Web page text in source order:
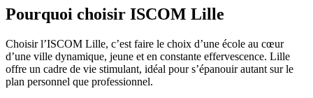
Pourquoi choisir ISCOM Lille
Choisir l’ISCOM Lille, c’est faire le choix d’une école au cœur
d’une ville dynamique, jeune et en constante effervescence. Lille
offre un cadre de vie stimulant, idéal pour s’épanouir autant sur le
plan personnel que professionnel.